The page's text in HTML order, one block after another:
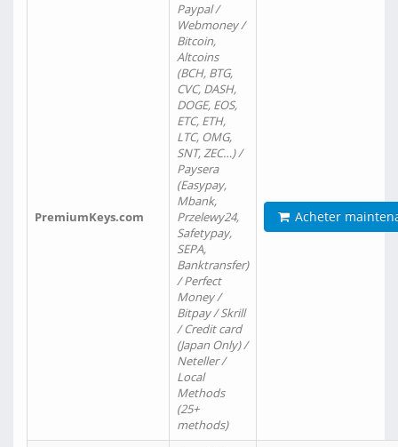
PremiumKeys.com
Paypal /
Webmoney /
Bitcoin,
Altcoins
(BCH, BTG,
CVC, DASH,
DOGE, EOS,
ETC, ETH,
LTC, OMG,
SNT, ZEC…) /
Paysera
(Easypay,
Mbank,
Przelewy24,
Safetypay,
SEPA,
Banktransfer)
/ Perfect
Money /
Bitpay / Skrill
/ Credit card
(Japan Only) /
Neteller /
Local
Methods
(25+
methods)
Acheter